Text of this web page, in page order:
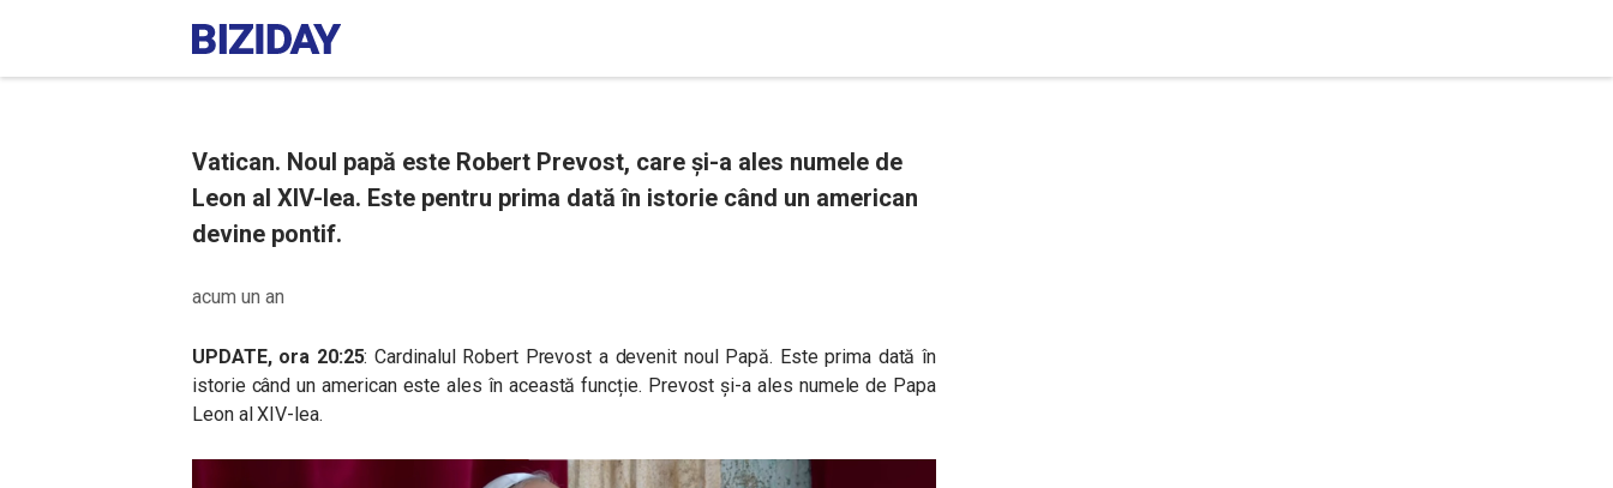
Vatican. Noul papă este Robert Prevost, care și-a ales numele de
Leon al XIV-lea. Este pentru prima dată în istorie când un american
devine pontif.
acum un an
UPDATE, ora 20:25: Cardinalul Robert Prevost a devenit noul Papă. Este prima dată în
istorie când un american este ales în această funcție. Prevost și-a ales numele de Papa
Leon al XIV-lea.